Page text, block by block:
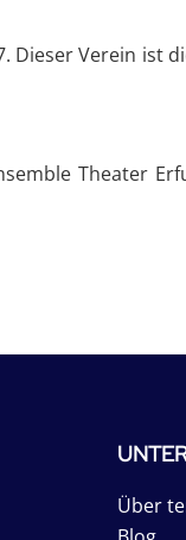
Dieser Verein ist
Theater
Über